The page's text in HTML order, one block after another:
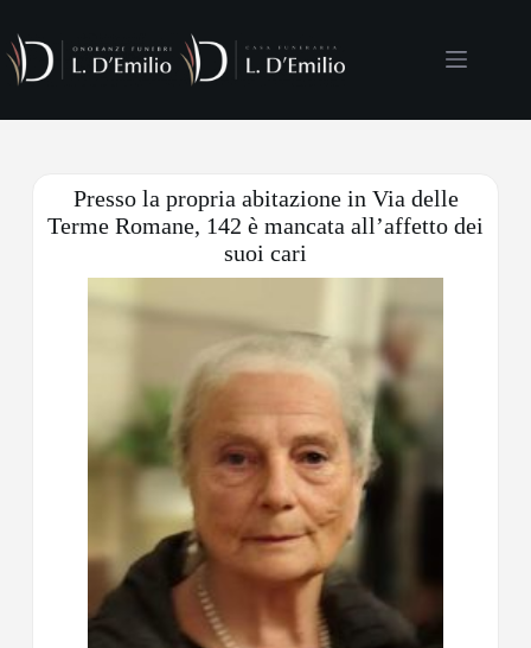
Presso la propria abitazione in Via delle
Terme Romane, 142 è mancata all’affetto dei
suoi cari